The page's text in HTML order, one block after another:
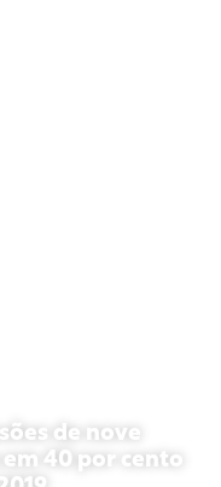
de nove
40 por cento